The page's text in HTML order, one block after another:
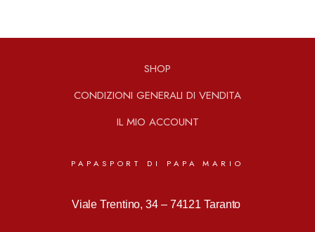
SHOP
CONDIZIONI GENERALI DI VENDITA
IL MIO ACCOUNT
PAPASPORT DI PAPA MARIO
Viale Trentino, 34 – 74121 Taranto